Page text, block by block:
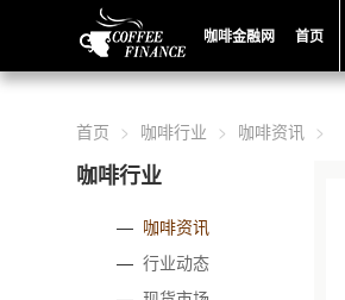
咖啡金融网 首页
首页 咖啡行业 咖啡资讯
咖啡行业
— 咖啡资讯
—行业动态